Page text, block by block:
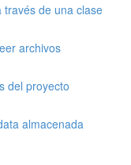
través de una clase
archivos
del proyecto
almacenada